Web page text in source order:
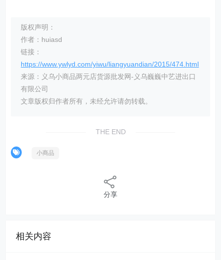
版权声明：
作者：huiasd
链接：
https://www.ywlyd.com/yiwu/liangyuandian/2015/474.html
来源：义乌小商品两元店货源批发网-义乌巍巍中艺进出口
有限公司
文章版权归作者所有，未经允许请勿转载。
THE END
小商品
分享
相关内容